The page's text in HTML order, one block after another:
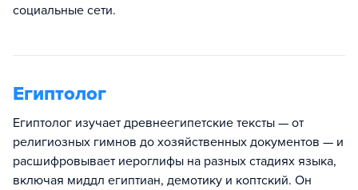
социальные сети.
Египтолог
Египтолог изучает древнеегипетские тексты — от
религиозных гимнов до хозяйственных документов — и
расшифровывает иероглифы на разных стадиях языка,
включая миддл египтиан, демотику и коптский. Он